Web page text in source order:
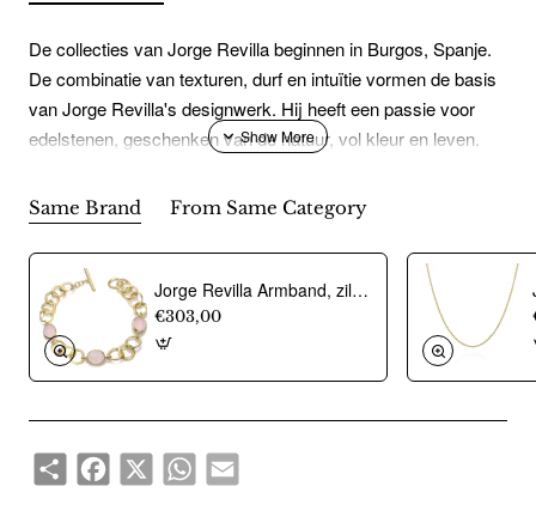
De collecties van Jorge Revilla beginnen in Burgos, Spanje.
De combinatie van texturen, durf en intuïtie vormen de basis
van Jorge Revilla's designwerk. Hij heeft een passie voor
edelstenen, geschenken van de natuur, vol kleur en leven.
Jorge Revilla. Unieke en veelzijdige ontwerpen in 925zilver of
925zilver verguld.
Same Brand From Same Category
Jorge Revilla Armband, zilver verguld met Rose Quartz Shade Collection (lengte: mm.) - 23771
€303,00
ShareFacebook
X WhatsAppEmail